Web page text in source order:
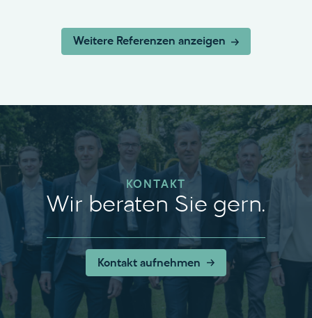
Weitere Referenzen anzeigen
KONTAKT
Wir beraten Sie gern.
Kontakt aufnehmen